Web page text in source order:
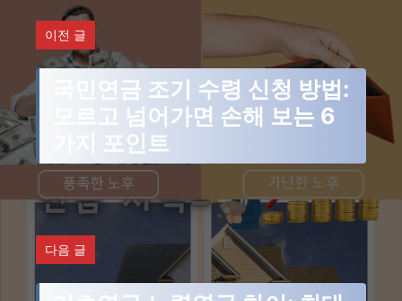
리
이전 글
국민연금 조기 수령 신청 방법:
모르고 넘어가면 손해 보는 6
가지 포인트
다음 글